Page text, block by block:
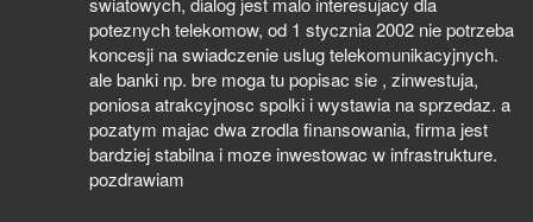
poteznych telekomow, od 1 stycznia 2002 nie potrzeba
koncesji na swiadczenie uslug telekomunikacyjnych.
ale banki np. bre moga tu popisac sie , zinwestuja,
poniosa atrakcyjnosc spolki i wystawia na sprzedaz. a
pozatym majac dwa zrodla finansowania, firma jest
bardziej stabilna i moze inwestowac w infrastrukture.
pozdrawiam